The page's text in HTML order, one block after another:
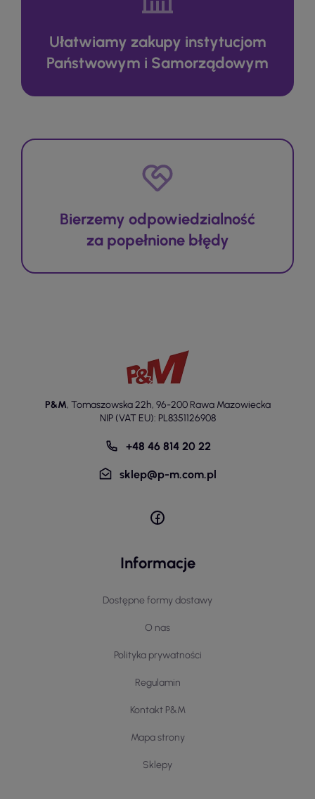
Ułatwiamy zakupy instytucjom
Państwowym i Samorządowym
Bierzemy odpowiedzialność
za popełnione błędy
P&M, Tomaszowska 22h, 96-200 Rawa Mazowiecka
NIP (VAT EU): PL8351126908
+48 46 814 20 22
sklep@p-m.com.pl
Informacje
Dostępne formy dostawy
O nas
Polityka prywatności
Regulamin
Kontakt P&M
Mapa strony
Sklepy